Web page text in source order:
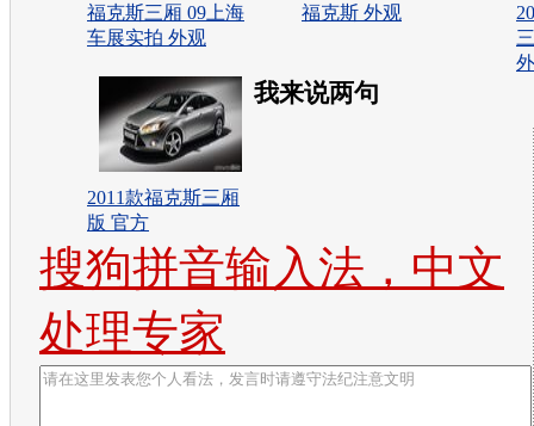
福克斯三厢 09上海
车展实拍 外观
福克斯 外观
2011款福克斯三厢
版 官方
我来说两句
搜狗拼音输入法，中文
处理专家